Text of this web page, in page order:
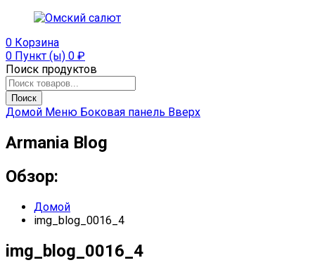
0 Корзина
0 Пункт (ы) 0 ₽
Поиск продуктов
Поиск
Домой Меню Боковая панель Вверх
Armania Blog
Обзор:
Домой
img_blog_0016_4
img_blog_0016_4